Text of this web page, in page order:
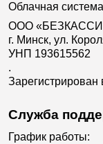
Облачная
ООО
г. Минск, ул.
УНП 193615562
.
Зарегистрирован
Служба
График работы: